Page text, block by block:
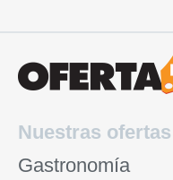
Nuestras ofertas
Gastronomía